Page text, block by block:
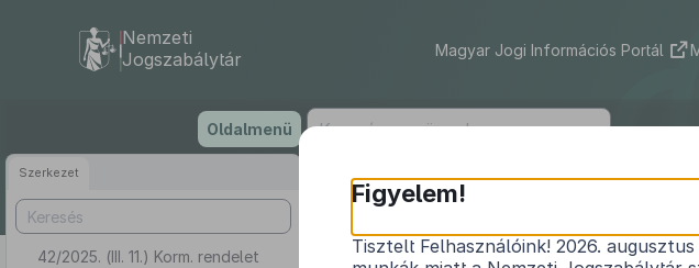
tartalomra
Nemzeti
Jogszabálytár
Magyar Jogi Információs Portál
Oldalmenü
Szerkezet
42/2025. (III. 11.) Korm. rendelet
42/2025.
az élelmiszerárak
Figyelem!
Tisztelt Felhasználóink! 2026.